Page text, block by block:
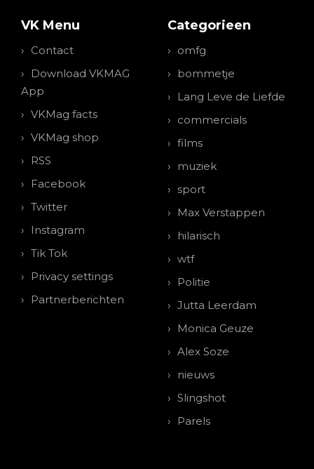
VK Menu
Contact
Download VKMAG
App
VKMag facts
VKMag shop
RSS
Facebook
Twitter
Instagram
Tik Tok
Privacy settings
Partnerberichten
Categorieen
omfg
bommetje
Lang Leve de Liefde
commercials
films
muziek
sport
Max Verstappen
hilarisch
wtf
Politie
Jutta Leerdam
Monica Geuze
Alex Soze
nieuws
Slingshot
Parels